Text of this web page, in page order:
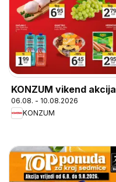
KONZUM vikend akcija
06.08. - 10.08.2026
KONZUM